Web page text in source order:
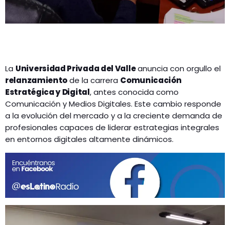
La Universidad Privada del Valleanuncia con orgullo el
relanzamientode la carrera Comunicación
Estratégica y Digital, antes conocida como
Comunicación y Medios Digitales. Este cambio responde
a la evolución del mercado y a la creciente demanda de
profesionales capaces de liderar estrategias integrales
en entornos digitales altamente dinámicos.